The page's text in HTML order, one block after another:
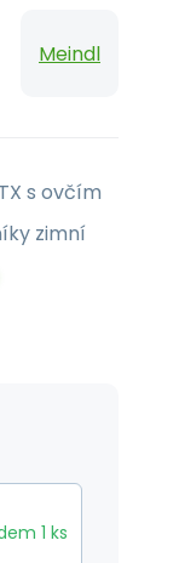
Meindl
s ovčím
zimní
1 ks